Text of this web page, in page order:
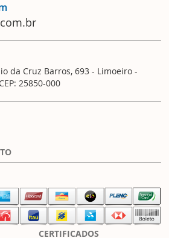
da Cruz Barros, 693 - Limoeiro -
25850-000
CERTIFICADOS